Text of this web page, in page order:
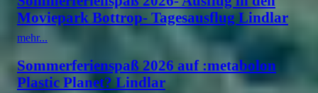
Moviepark Bottrop- Tagesausflug Lindlar
mehr...
Sommerferienspaß 2026 auf :metabolon
Plastic Planet? Lindlar